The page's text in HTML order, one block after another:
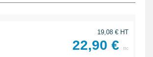
19,08 € HT
22,90 € ttc